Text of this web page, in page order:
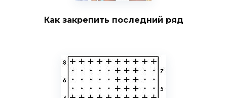
Как закрепить последний ряд